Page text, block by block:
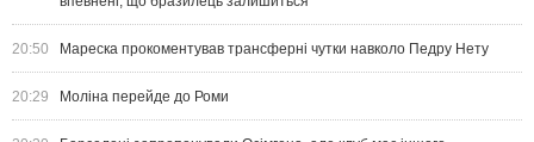
20:50 Мареска прокоментував трансферні чутки навколо Педру Нету
20:29 Моліна перейде до Роми